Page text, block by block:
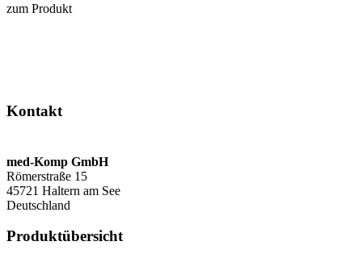
zum Produkt
Kontakt
med-Komp GmbH
Römerstraße 15
45721 Haltern am See
Deutschland
Produktübersicht